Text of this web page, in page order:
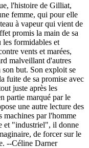
l'histoire de Gilliat,
femme, qui pour elle
à vapeur qui vient de
promis la main de sa
les formidables et
vents et marées,
malveillant d'autres
but. Son exploit se
fuite de sa promise avec
juste après les
partie marqué par le
une autre lecture des
machines par l'homme
et "industriel", il donne
de forcer sur le
--Céline Darner